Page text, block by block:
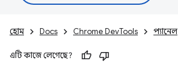
হোম Docs Chrome DevTools প্যানেল
এটি কাজে লেগেছে?